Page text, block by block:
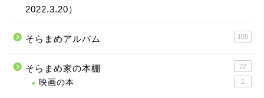
2022.3.20）
そらまめアルバム 109
そらまめ家の本棚 22
映画の本 1